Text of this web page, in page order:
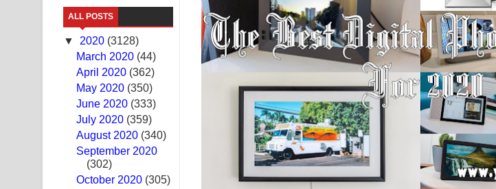
Mathaka Aluthin Liyanna Song Lyrics - මතක අලුතින් ලියන්න ගීතයේ පද පෙළ
Sandak Awith Song Lyrics - සඳක් ඇවිත් ගීතයේ පද පෙළ
Swetha Sande Song Lyrics - ශ්වේත සඳේ ගීතයේ පද පෙළ
Ma Igili Giya Lyrics - මා ඉගිලී ගියා ගීතයේ පද පෙළ
Ras Balan Song Lyrics - රැස් බලන් ගීතයේ පද පෙළ
Hoda sihiyen Song Lyrics - හොද සිහියෙන් ගීතයේ පද පෙළ
Awanken Song Lyrics - අවංකෙන් ගීතයේ පද පෙළ
ALL POSTS
▼ 2020 (3128)
March 2020 (44)
April 2020 (362)
May 2020 (350)
June 2020 (333)
July 2020 (359)
August 2020 (340)
September 2020
(302)
October 2020 (305)